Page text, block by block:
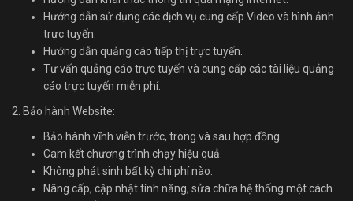
Hướng dẫn sử dụng các dịch vụ cung cấp Video và hình ảnh
trực tuyến.
Hướng dẫn quảng cáo tiếp thị trực tuyến.
Tư vấn quảng cáo trực tuyến và cung cấp các tài liệu quảng
cáo trực tuyến miễn phí.
2. Bảo hành Website:
Bảo hành vĩnh viễn trước, trong và sau hợp đồng.
Cam kết chương trình chạy hiệu quả.
Không phát sinh bất kỳ chi phí nào.
Nâng cấp, cập nhật tính năng, sửa chữa hệ thống một cách